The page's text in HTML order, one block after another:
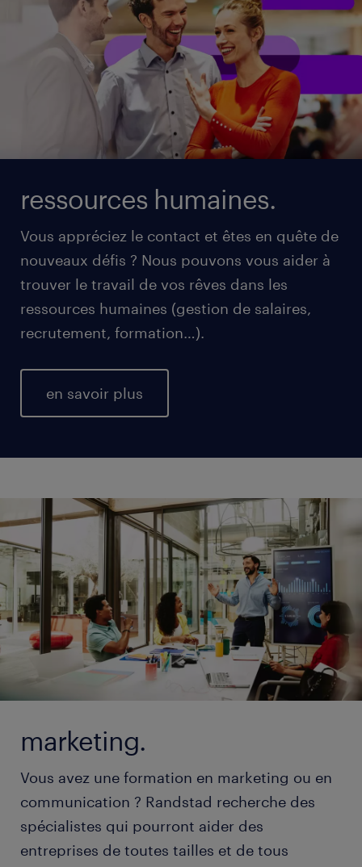
ressources humaines.
Vous appréciez le contact et êtes en quête de
nouveaux défis ? Nous pouvons vous aider à
trouver le travail de vos rêves dans les
ressources humaines (gestion de salaires,
recrutement, formation…).
en savoir plus
marketing.
Vous avez une formation en marketing ou en
communication ? Randstad recherche des
spécialistes qui pourront aider des
entreprises de toutes tailles et de tous